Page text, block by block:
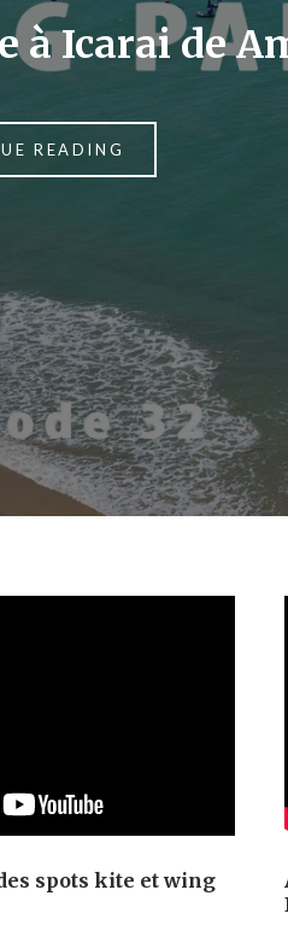
à Icarai de
READING
spots kite et wing